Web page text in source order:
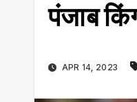
पंजाब
APR 14, 2023